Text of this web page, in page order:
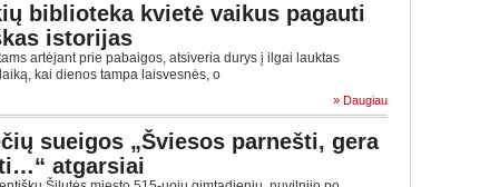
biblioteka kvietė vaikus pagauti
istorijas
artėjant prie pabaigos, atsiveria durys į ilgai lauktas
kai dienos tampa laisvesnės, o
» Daugiau
sueigos „Šviesos parnešti, gera
atgarsiai